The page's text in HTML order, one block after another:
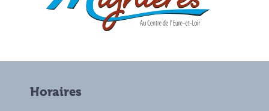
Horaires